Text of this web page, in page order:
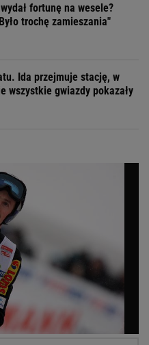
fortunę na wesele?
trochę zamieszania"
Ida przejmuje stację, w
wszystkie gwiazdy pokazały